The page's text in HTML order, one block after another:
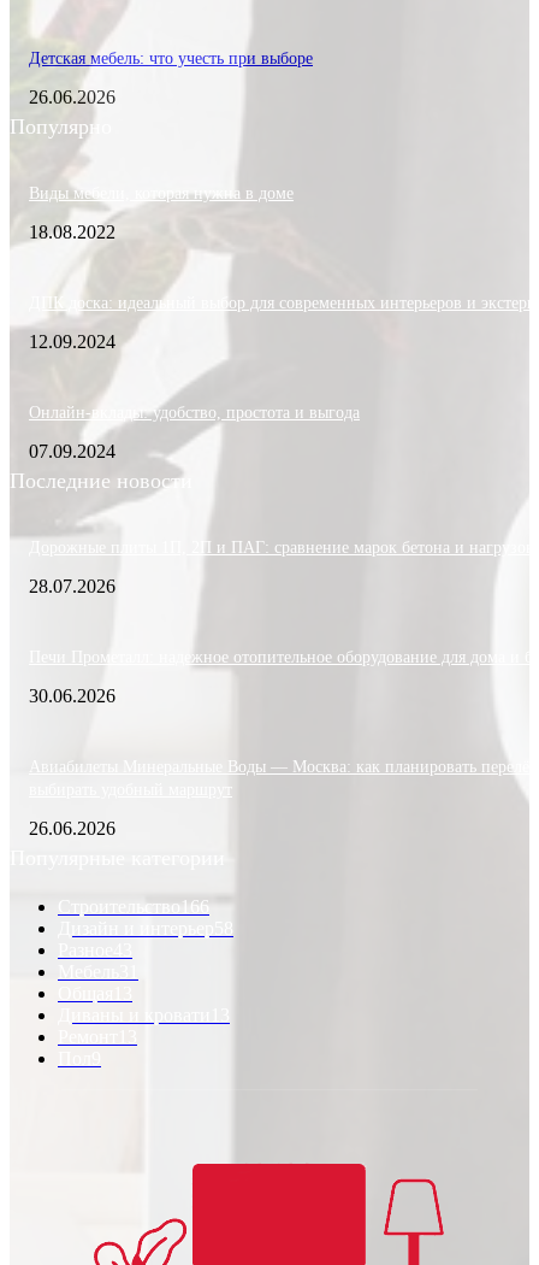
Детская мебель: что учесть при выборе
26.06.2026
Популярно
Виды мебели, которая нужна в доме
18.08.2022
ДПК доска: идеальный выбор для современных интерьеров и
12.09.2024
Онлайн-вклады: удобство, простота и выгода
07.09.2024
Последние новости
Дорожные плиты 1П, 2П и ПАГ: сравнение марок бетона и нагрузок
28.07.2026
Печи Прометалл: надежное отопительное оборудование для дома и
30.06.2026
Авиабилеты Минеральные Воды — Москва: как планировать
выбирать удобный маршрут
26.06.2026
Строительство 166
58